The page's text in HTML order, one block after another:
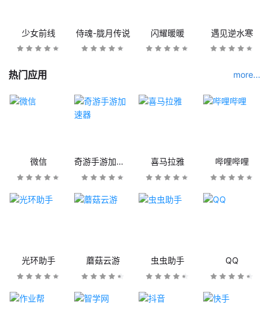
少女前线 侍魂-胧月传说 闪耀暖暖 遇见逆水寒
热门应用 more...
微信 奇游手游加速器 喜马拉雅 哔哩哔哩
光环助手 蘑菇云游 虫虫助手 QQ